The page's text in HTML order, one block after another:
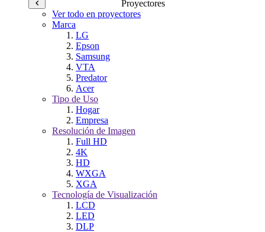
Proyectores
Ver todo en proyectores
Marca
LG
Epson
Samsung
VTA
Predator
Acer
Tipo de Uso
Hogar
Empresa
Resolución de Imagen
Full HD
4K
HD
WXGA
XGA
Tecnología de Visualización
LCD
LED
DLP